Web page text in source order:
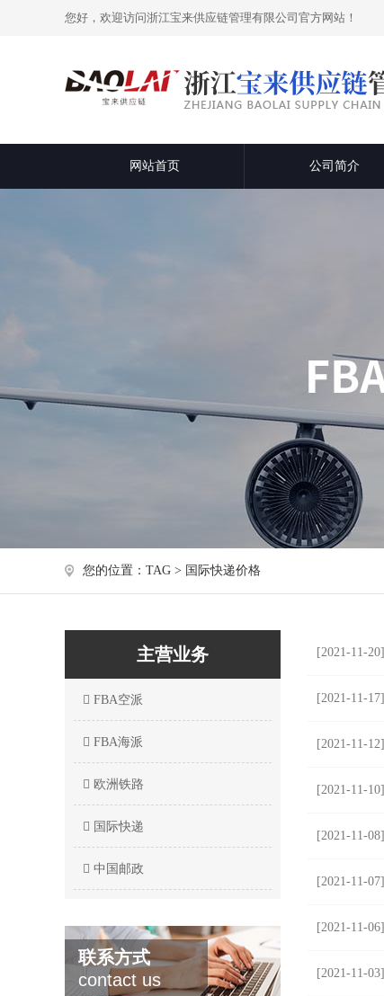
您好，欢迎访问浙江宝来供应链管理有限公司官方网站！
网站首页 公司简介
您的位置：TAG > 国际快递价格
主营业务
FBA空派
FBA海派
欧洲铁路
国际快递
中国邮政
联系方式
contact us
[2021-11-20]
[2021-11-17]
[2021-11-12]
[2021-11-10]
[2021-11-08]
[2021-11-07]
[2021-11-06]
[2021-11-03]